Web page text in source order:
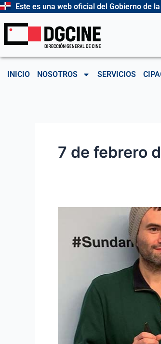
Ir
contenido
Este es una web oficial del Gobierno de
INICIO NOSOTROS SERVICIOS
7 de febrero
Cabral
participa
Sundance
como
actor